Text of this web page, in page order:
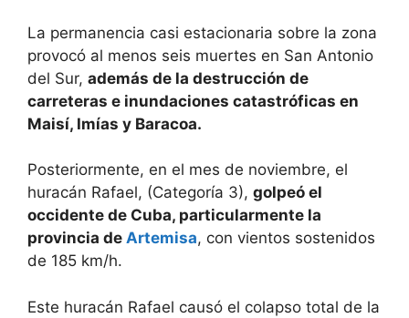
La permanencia casi estacionaria sobre la zona
provocó al menos seis muertes en San Antonio
del Sur, además de la destrucción de
carreteras e inundaciones catastróficas en
Maisí, Imías y Baracoa.
Posteriormente, en el mes de noviembre, el
huracán Rafael, (Categoría 3), golpeó el
occidente de Cuba, particularmente la
provincia de Artemisa, con vientos sostenidos
de 185 km/h.
Este huracán Rafael causó el colapso total de la